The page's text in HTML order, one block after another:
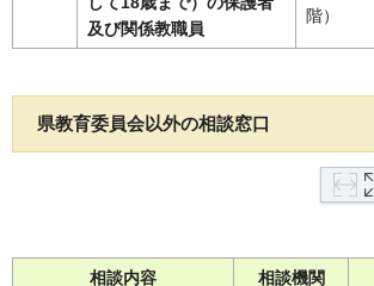
及び関係教職員
階）
県教育委員会以外の相談窓口
相談内容 相談機関